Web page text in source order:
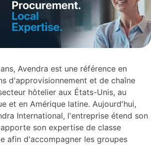
Avendra est une référence en
d'approvisionnement et de chaîne
hôtelier aux États-Unis, au
et en Amérique latine. Aujourd'hui,
International, l'entreprise étend son
son expertise de classe
afin d'accompagner les groupes